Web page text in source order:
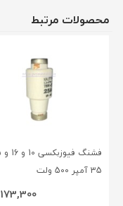
محصولات مرتبط
35 آمپر 500 ولت
173,300